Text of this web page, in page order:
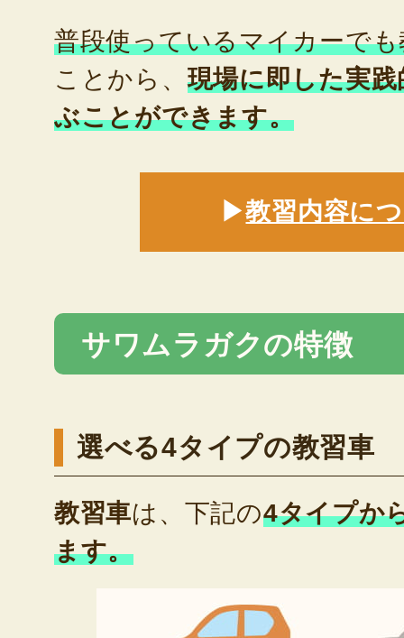
普段使っているマイカーで
ことから、現場に即した実
ぶことができます。
▶教習内容に
サワムラガクの特徴
選べる4タイプの教習車
教習車は、下記の4タイプか
ます。